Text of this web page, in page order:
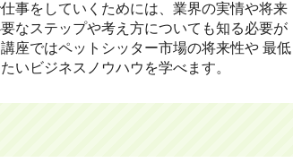
事をしていくためには、業界の実情や将来
なステップや考え方についても知る必要が
座ではペットシッター市場の将来性や 最低
いビジネスノウハウを学べます。